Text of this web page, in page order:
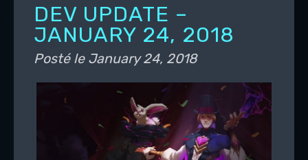
PC UPDATES
PS5 UPDATES
DEV UPDATE –
JANUARY 24, 2018
Posté le January 24, 2018